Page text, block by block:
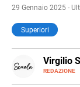
29 Gennaio 2025 -
Superiori
Virgilio
REDAZIONE
E-
MAIL
INSTAGRAM
SITI